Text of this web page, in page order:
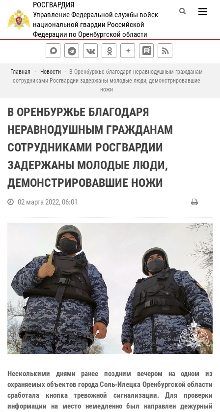
РОСГВАРДИЯ
Управление Федеральной службы войск
национальной гвардии Российской
Федерации по Оренбургской области
Главная Новости
В Оренбуржье благодаря неравнодушным гражданам
сотрудниками Росгвардии задержаны молодые люди, демонстрировавшие
ножи
В ОРЕНБУРЖЬЕ БЛАГОДАРЯ
НЕРАВНОДУШНЫМ ГРАЖДАНАМ
СОТРУДНИКАМИ РОСГВАРДИИ
ЗАДЕРЖАНЫ МОЛОДЫЕ ЛЮДИ,
ДЕМОНСТРИРОВАВШИЕ НОЖИ
02 марта 2022, 06:01
Несколькими днями ранее поздним вечером на одном из
охраняемых объектов города Соль-Илецка Оренбургской области
сработала кнопка тревожной сигнализации. Для проверки
информации на место немедленно был направлен дежурный